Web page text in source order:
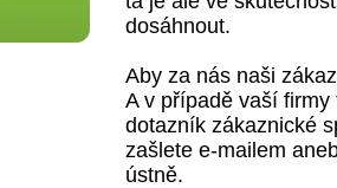
dosáhnout.
Aby za nás naši
A v případě vaší
dotazník zákaznické
zašlete e-mailem
ústně.